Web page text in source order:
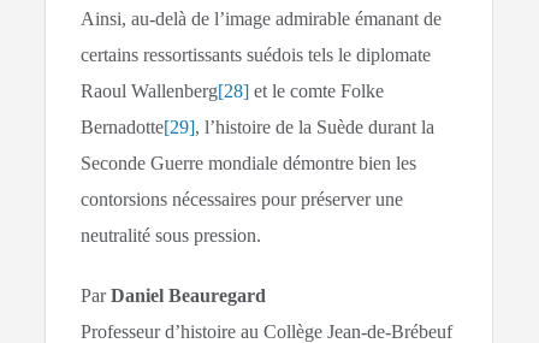
Ainsi, au-delà de l’image admirable émanant de
certains ressortissants suédois tels le diplomate
Raoul Wallenberg[28] et le comte Folke
Bernadotte[29], l’histoire de la Suède durant la
Seconde Guerre mondiale démontre bien les
contorsions nécessaires pour préserver une
neutralité sous pression.
ParDaniel Beauregard
Professeur d’histoire au Collège Jean-de-Brébeuf